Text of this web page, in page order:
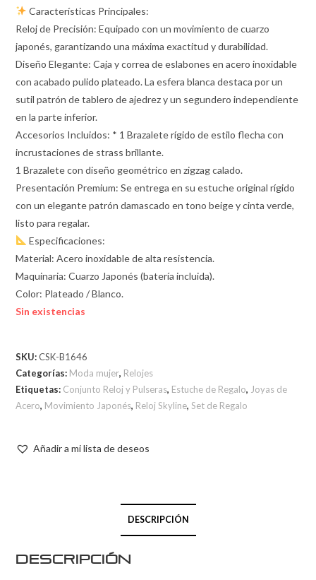
Características Principales:
Reloj de Precisión: Equipado con un movimiento de cuarzo
japonés, garantizando una máxima exactitud y durabilidad.
Diseño Elegante: Caja y correa de eslabones en acero inoxidable
con acabado pulido plateado. La esfera blanca destaca por un
sutil patrón de tablero de ajedrez y un segundero independiente
en la parte inferior.
Accesorios Incluidos: * 1 Brazalete rígido de estilo flecha con
incrustaciones de strass brillante.
1 Brazalete con diseño geométrico en zigzag calado.
Presentación Premium: Se entrega en su estuche original rígido
con un elegante patrón damascado en tono beige y cinta verde,
listo para regalar.
Especificaciones:
Material: Acero inoxidable de alta resistencia.
Maquinaria: Cuarzo Japonés (batería incluida).
Color: Plateado / Blanco.
Sin existencias
SKU:CSK-B1646
Categorías: Moda mujer, Relojes
Etiquetas: Conjunto Reloj y Pulseras, Estuche de Regalo, Joyas de
Acero, Movimiento Japonés, Reloj Skyline,Set de Regalo
Añadir a mi lista de deseos
DESCRIPCIÓN
Descripción